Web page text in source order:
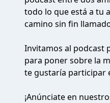
todo lo que está a tu
camino sin fin
Invitamos al podcast
para poner sobre la
te gustaría participar
¡Anúnciate en